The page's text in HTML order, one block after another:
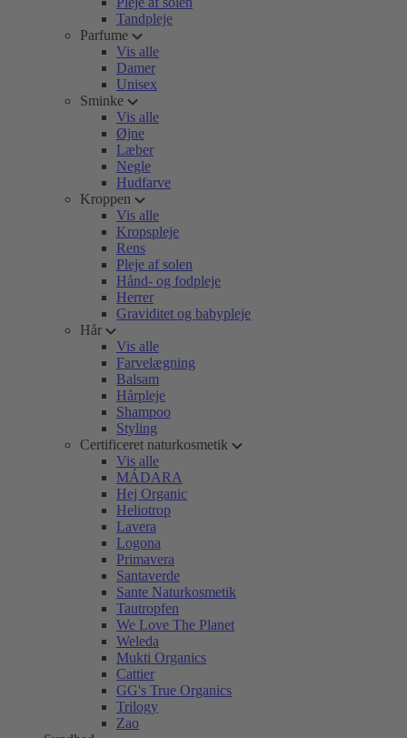
Tandpleje
Parfume
Vis alle
Damer
Unisex
Sminke
Vis alle
Øjne
Læber
Negle
Hudfarve
Kroppen
Vis alle
Kropspleje
Rens
Pleje af solen
Hånd- og fodpleje
Herrer
Graviditet og babypleje
Hår
Vis alle
Farvelægning
Balsam
Hårpleje
Shampoo
Styling
Certificeret naturkosmetik
Vis alle
MÁDARA
Hej Organic
Heliotrop
Lavera
Logona
Primavera
Santaverde
Sante Naturkosmetik
Tautropfen
We Love The Planet
Weleda
Mukti Organics
Cattier
GG's True Organics
Trilogy
Zao